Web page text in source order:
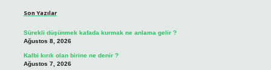
Son Yazılar
Sürekli düşünmek kafada kurmak ne anlama gelir ?
Ağustos 8, 2026
Kalbi kırık olan birine ne denir ?
Ağustos 7, 2026